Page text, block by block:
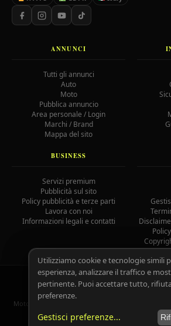
ANNUNCI
Tutti gli annunci
Auto
Moto
Pubblica annuncio
Area personale / Login
Marchi / Brand
Mappa del sito
BUSINESS
Servizi premium
Pubblicità sul sito
Policy pubblicità e terze parti
Lavora con noi
Informazioni legali e contatti
© 2026 MotoAutoGratis.it — Tutti i diritti
MotoAutoGratis non è responsabile per il
dagli utenti registrati.
Leggi il
Utilizziamo cookie e tecnologie simili
esperienza, analizzare il traffico e
pertinente. Puoi accettare tutto,
preferenze.
Gestisci preferenze...